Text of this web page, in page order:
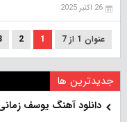
26 اکتبر 2025
عنوان 1 از 7 1
2
جدیدترین ها
دانلود آهنگ یوسف